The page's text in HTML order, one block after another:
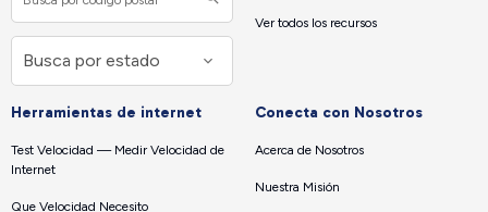
Ver todos los recursos
Herramientas de internet
Test Velocidad — Medir Velocidad de
Internet
Que Velocidad Necesito
Conecta con Nosotros
Acerca de Nosotros
Nuestra Misión